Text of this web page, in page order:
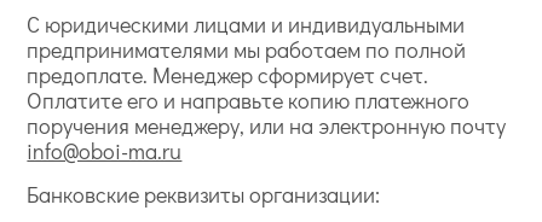
С юридическими лицами и индивидуальными
предпринимателями мы работаем по полной
предоплате. Менеджер сформирует счет.
Оплатите его и направьте копию платежного
поручения менеджеру, или на электронную почту
info@oboi-ma.ru
Банковские реквизиты организации: